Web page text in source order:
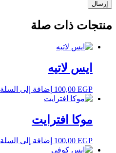
منتجات ذات صلة
ايس لاتيه
100,00 EGP إضافة إلى السلة
موكا افترايت
100,00 EGP إضافة إلى السلة